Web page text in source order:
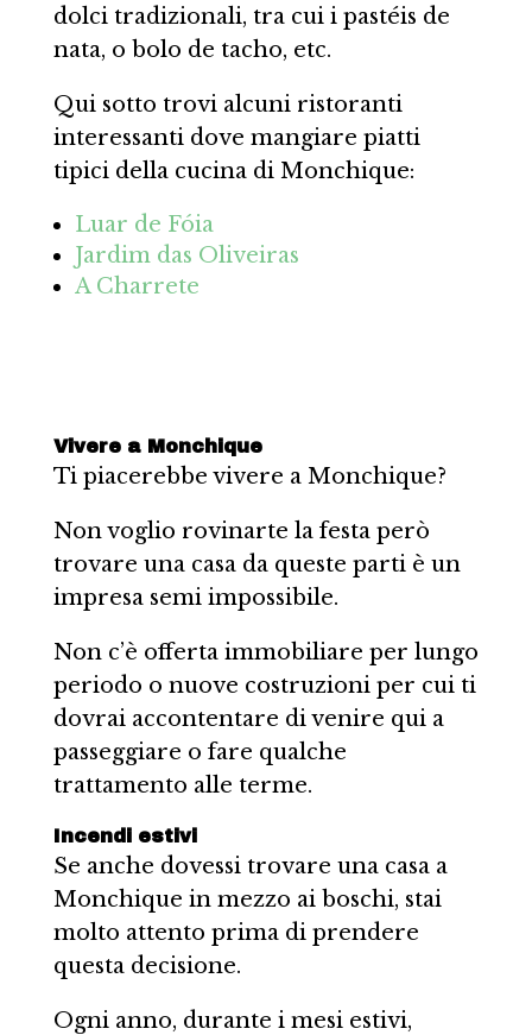
dolci tradizionali, tra cui i pastéis de
nata, o bolo de tacho, etc.
Qui sotto trovi alcuni ristoranti
interessanti dove mangiare piatti
tipici della cucina di Monchique:
Luar de Fóia
Jardim das Oliveiras
A Charrete
Vivere a Monchique
Ti piacerebbe vivere a Monchique?
Non voglio rovinarte la festa però
trovare una casa da queste parti è un
impresa semi impossibile.
Non c’è offerta immobiliare per lungo
periodo o nuove costruzioni per cui ti
dovrai accontentare di venire qui a
passeggiare o fare qualche
trattamento alle terme.
Incendi estivi
Se anche dovessi trovare una casa a
Monchique in mezzo ai boschi, stai
molto attento prima di prendere
questa decisione.
Ogni anno, durante i mesi estivi,